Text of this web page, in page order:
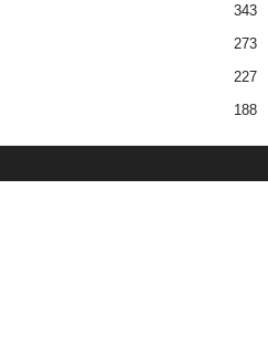
343
273
227
188